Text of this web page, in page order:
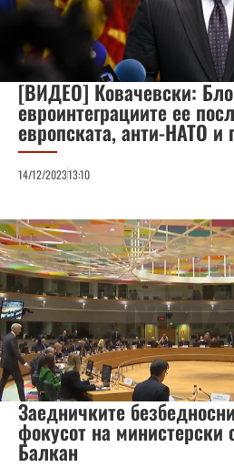
[ВИДЕО] Ковачевски:
евроинтеграциите ее
европската, анти-НАТО и
14/12/202313:10
Заедничките
фокусот на министерски
Балкан